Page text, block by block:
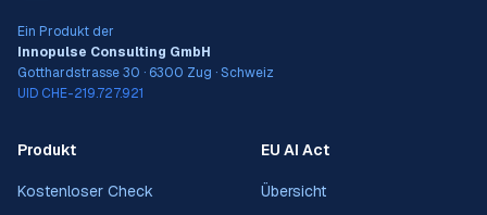
Ein Produkt der
Innopulse Consulting GmbH
Gotthardstrasse 30 · 6300 Zug · Schweiz
UID CHE-219.727.921
Produkt
Kostenloser Check
EU AI Act
Übersicht